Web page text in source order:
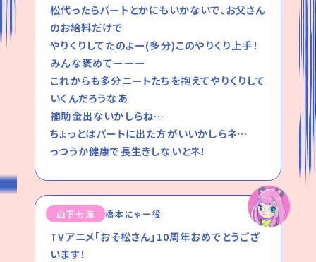
松代ったらパートとかにもいかないで、お父さん
のお給料だけで
やりくりしてたのよー(多分)このやりくり上手！
みんな褒めてーーー
これからも多分ニートたちを抱えてやりくりして
いくんだろうなあ
補助金出ないかしらね…
ちょっとはパートに出た方がいいかしらネ…
っつうか健康で長生きしないとネ！
山下七海 橋本にゃー役
TVアニメ「おそ松さん」10周年おめでとうござ
います！